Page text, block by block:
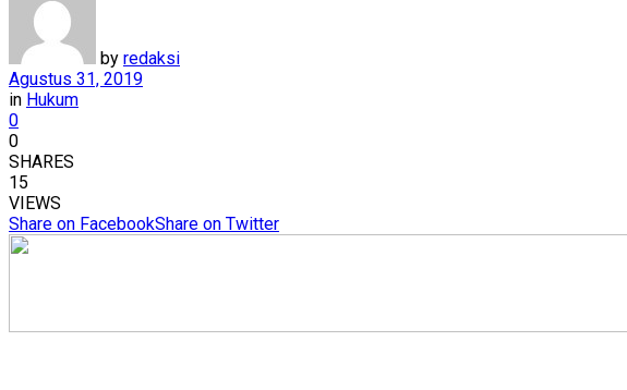
by redaksi
Agustus 31, 2019
in Hukum
0
0
SHARES
15
VIEWS
Share on FacebookShare on Twitter